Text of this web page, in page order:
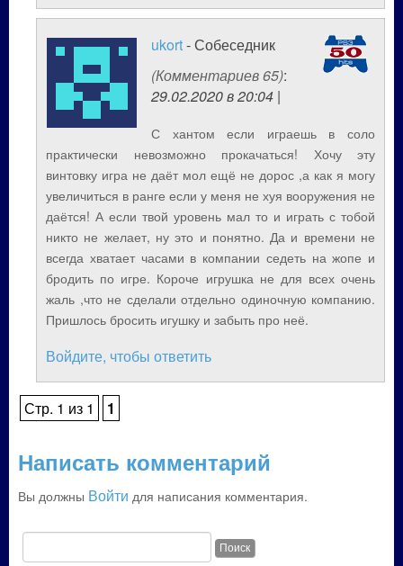
ukort- Собеседник
(Комментариев 65):
29.02.2020 в 20:04 |
С хантом если играешь в соло
практически невозможно прокачаться! Хочу эту
винтовку игра не даёт мол ещё не дорос ,а как я могу
увеличиться в ранге если у меня не хуя вооружения не
даётся! А если твой уровень мал то и играть с тобой
никто не желает, ну это и понятно. Да и времени не
всегда хватает часами в компании седеть на жопе и
бродить по игре. Короче игрушка не для всех очень
жаль ,что не сделали отдельно одиночную компанию.
Пришлось бросить игушку и забыть про неё.
Войдите, чтобы ответить
Стр. 1 из 1 1
Написать комментарий
Вы должны Войти для написания комментария.